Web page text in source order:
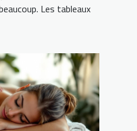
Les tableaux